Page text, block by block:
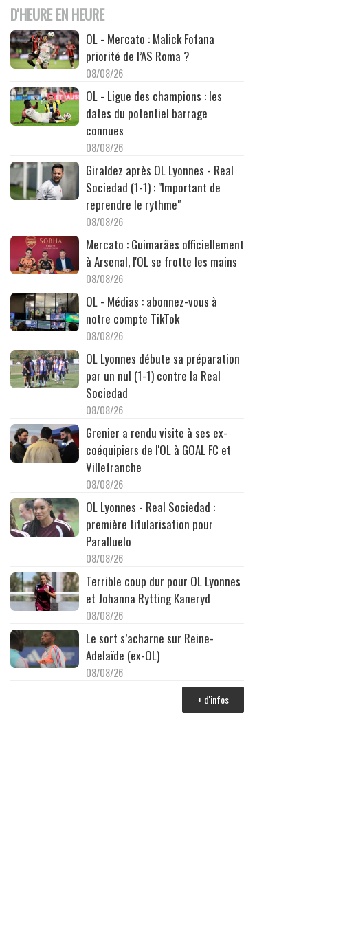
D'HEURE EN HEURE
OL - Mercato : Malick Fofana
priorité de l’AS Roma ?
08/08/26
OL - Ligue des champions : les
dates du potentiel barrage
connues
08/08/26
Giraldez après OL Lyonnes - Real
Sociedad (1-1) : "Important de
reprendre le rythme"
08/08/26
Mercato : Guimarães officiellement
à Arsenal, l'OL se frotte les mains
08/08/26
OL - Médias : abonnez-vous à
notre compte TikTok
08/08/26
OL Lyonnes débute sa préparation
par un nul (1-1) contre la Real
Sociedad
08/08/26
Grenier a rendu visite à ses ex-
coéquipiers de l'OL à GOAL FC et
Villefranche
08/08/26
OL Lyonnes - Real Sociedad :
première titularisation pour
Paralluelo
08/08/26
Terrible coup dur pour OL Lyonnes
et Johanna Rytting Kaneryd
08/08/26
Le sort s’acharne sur Reine-
Adelaïde (ex-OL)
08/08/26
+ d'infos